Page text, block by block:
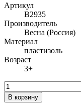
Артикул
В2935
Производитель
Весна (Россия)
Материал
пластизоль
Возраст
3+
В корзину